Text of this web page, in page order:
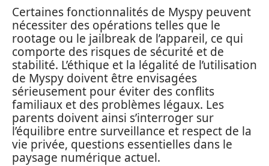
Certaines fonctionnalités de Myspy peuvent
nécessiter des opérations telles que le
rootage ou le jailbreak de l’appareil, ce qui
comporte des risques de sécurité et de
stabilité. L’éthique et la légalité de l’utilisation
de Myspy doivent être envisagées
sérieusement pour éviter des conflits
familiaux et des problèmes légaux. Les
parents doivent ainsi s’interroger sur
l’équilibre entre surveillance et respect de la
vie privée, questions essentielles dans le
paysage numérique actuel.